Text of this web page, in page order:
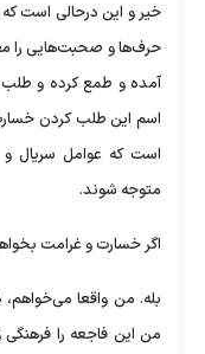
خیر و این درحالی است
حرف‌ها و صحبت‌هایی را
آمده و طمع کرده و
اسم این طلب کردن
است که عوامل سریال و
متوجه شوند.
اگر خسارت و غرامت
بله. من واقعا
من این فاجعه را